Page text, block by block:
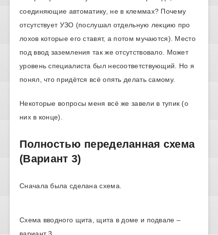
соединяющие автоматику, не в клеммах? Почему
отсутствует УЗО (послушал отдельную лекцию про
лохов которые его ставят, а потом мучаются). Место
под ввод заземления так же отсутствовало. Может
уровень специалиста был несоответствующий. Но я
понял, что придётся всё опять делать самому.
Некоторые вопросы меня всё же завели в тупик (о
них в конце).
Полностью переделанная схема
(Вариант 3)
Сначала была сделана схема.
Схема вводного щита, щита в доме и подвале –
вариант 3